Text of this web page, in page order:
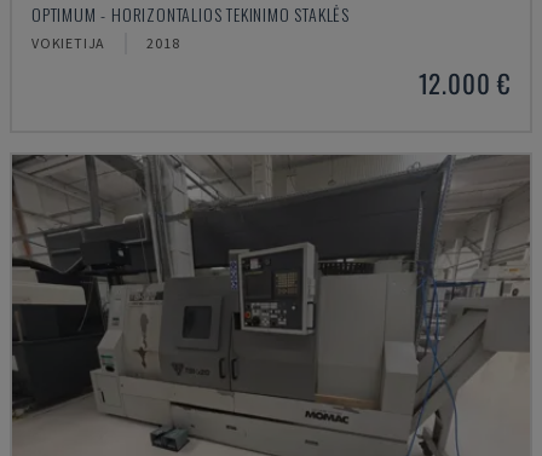
OPTIMUM - HORIZONTALIOS TEKINIMO STAKLĖS
VOKIETIJA 2018
12.000 €